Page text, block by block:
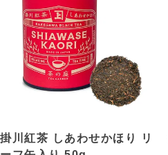
掛川紅茶 しあわせかほり リ